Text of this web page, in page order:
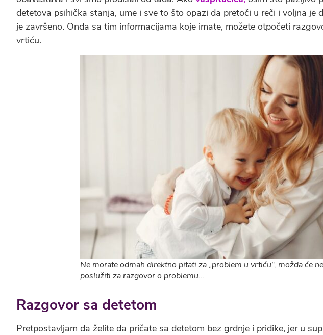
detetova psihička stanja, ume i sve to što opazi da pretoči u reči i voljna je
je završeno. Onda sa tim informacijama koje imate, možete otpočeti
vrtiću.
Ne morate odmah direktno pitati za „problem u vrtiću“, možda će
poslužiti za razgovor o problemu…
Razgovor sa detetom
Pretpostavljam da želite da pričate sa detetom bez grdnje i pridike, jer u